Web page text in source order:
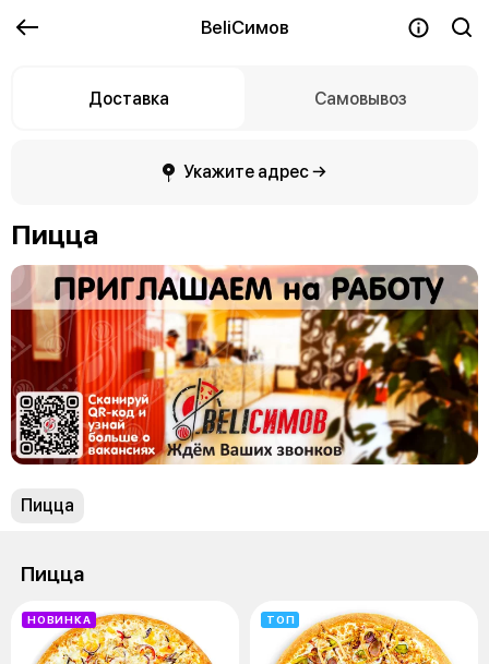
BeliСимов
Доставка Самовывоз
Укажите адрес →
Пицца
Пицца
Пицца
НОВИНКА ТОП